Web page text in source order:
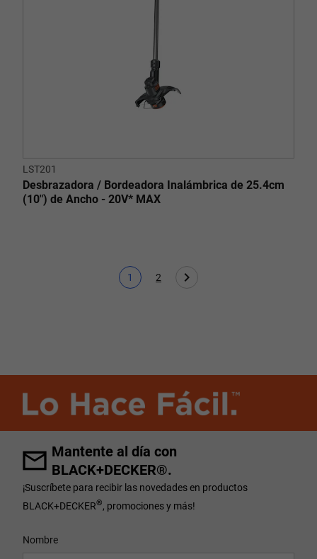
LST201
Desbrazadora / Bordeadora Inalámbrica de 25.4cm
(10") de Ancho - 20V* MAX
Página actual
1
Page
2
Mantente al día con
BLACK+DECKER®.
¡Suscríbete para recibir las novedades en productos
BLACK+DECKER®, promociones y más!
Nombre